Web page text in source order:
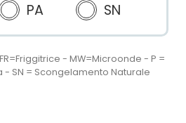
PA SN
- MW=Microonde - P =
- SN = Scongelamento Naturale